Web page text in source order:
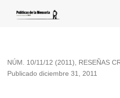
Luciana Anapios, a propósito
NÚM. 10/11/12 (2011), RESEÑAS
Publicado diciembre 31, 2011